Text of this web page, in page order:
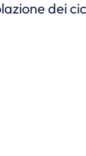
dei